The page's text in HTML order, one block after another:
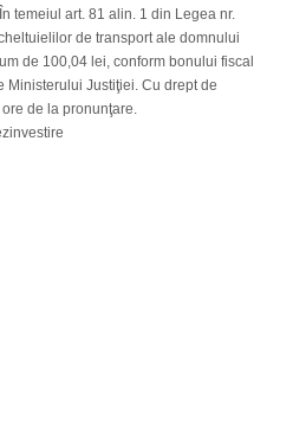
temeiul art. 81 alin. 1 din Legea nr.
de transport ale domnului
de 100,04 lei, conform bonului fiscal
Ministerului Justiţiei. Cu drept de
de la pronunţare.